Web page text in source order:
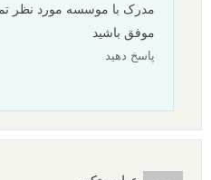
مدرک با موسسه مورد نظر
موفق باشید
پاسخ دهید